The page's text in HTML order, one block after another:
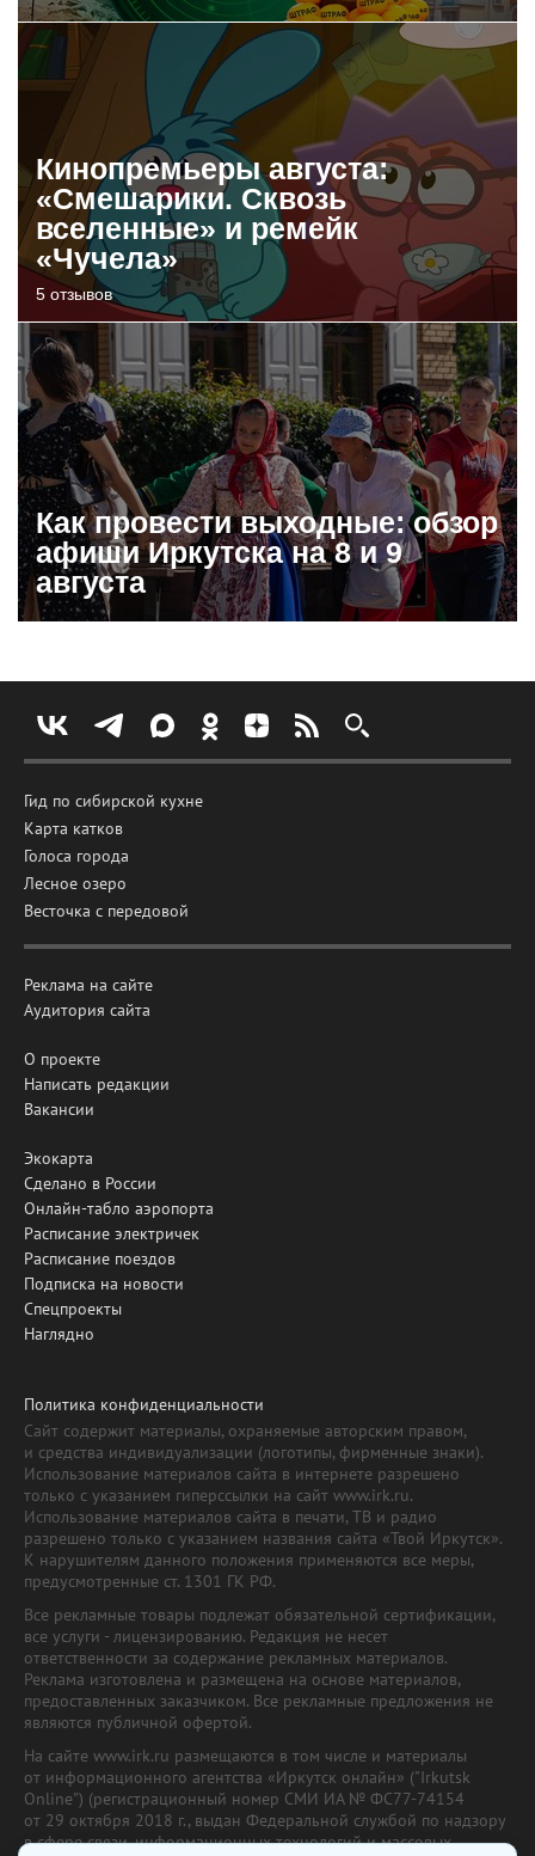
Кинопремьеры августа:
«Смешарики. Сквозь
вселенные» и ремейк
«Чучела»
5 отзывов
Как провести выходные: обзор
афиши Иркутска на 8 и 9
августа
Гид по сибирской кухне
Карта катков
Голоса города
Лесное озеро
Весточка с передовой
Реклама на сайте
Аудитория сайта
О проекте
Написать редакции
Вакансии
Экокарта
Сделано в России
Онлайн-табло аэропорта
Расписание электричек
Расписание поездов
Подписка на новости
Спецпроекты
Наглядно
Политика конфиденциальности
Сайт содержит материалы, охраняемые авторским правом,
и средства индивидуализации (логотипы, фирменные знаки).
Использование материалов сайта в интернете разрешено
только с указанием гиперссылки на сайт www.irk.ru.
Использование материалов сайта в печати, ТВ и радио
разрешено только с указанием названия сайта «Твой Иркутск».
К нарушителям данного положения применяются все меры,
предусмотренные ст. 1301 ГК РФ.
Все рекламные товары подлежат обязательной сертификации,
все услуги - лицензированию. Редакция не несет
ответственности за содержание рекламных материалов.
Реклама изготовлена и размещена на основе материалов,
предоставленных заказчиком. Все рекламные предложения не
являются публичной офертой.
На сайте www.irk.ru размещаются в том числе и материалы
от информационного агентства «Иркутск онлайн» ("Irkutsk
Online") (регистрационный номер СМИ ИА № ФС77-74154
от 29 октября 2018 г., выдан Федеральной службой по надзору
в сфере связи, информационных технологий и массовых